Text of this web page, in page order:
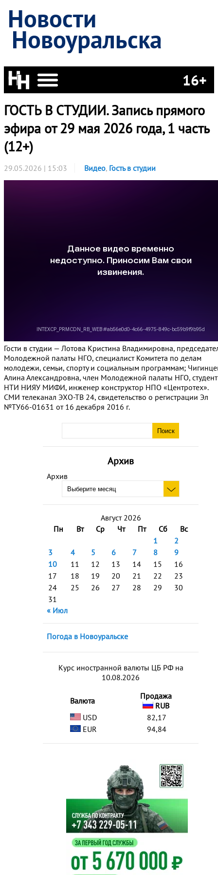
Новости
Новоуральска
16+
Архив
Архив
Август 2026
Пн
Вт Ср Чт Пт Сб
Вс
1
2
3
4 5 6 7 8
9
10
11 12 13 14 15
16
17
18 19 20 21 22
23
24
25 26 27 28 29
30
31
« Июл
Погода в Новоуральске
Курс иностранной валюты ЦБ РФ на
10.08.2026
Валюта
Продажа
RUB
USD
82,17
EUR
94,84
ГОСТЬ В СТУДИИ. Запись прямого
эфира от 29 мая 2026 года, 1 часть
(12+)
29.05.2026 | 15:03 Видео, Гость в студии
Гости в студии — Лотова Кристина Владимировна,
Молодежной палаты НГО, специалист Комитета по делам
молодежи, семьи, спорту и социальным программам;
Алина Александровна, член Молодежной палаты НГО,
НТИ НИЯУ МИФИ, инженер конструктор НПО «Центротех».
СМИ телеканал ЭХО-ТВ 24, свидетельство о регистрации Эл
№ТУ66-01631 от 16 декабря 2016 г.